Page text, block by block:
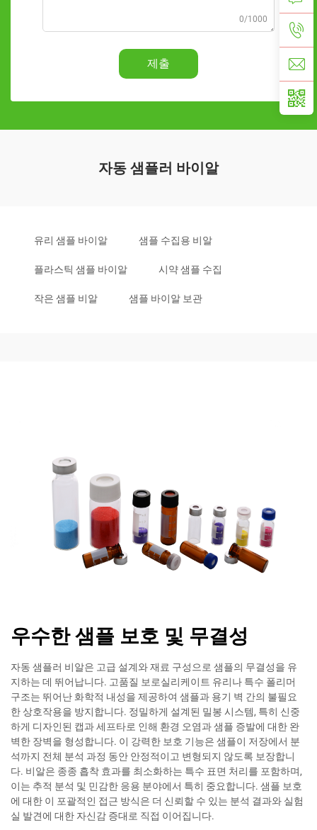
0/1000
제출
자동 샘플러 바이알
유리 샘플 바이알 샘플 수집용 비알
플라스틱 샘플 바이알 시약 샘플 수집
작은 샘플 비알 샘플 바이알 보관
우수한 샘플 보호 및 무결성
자동 샘플러 비알은 고급 설계와 재료 구성으로 샘플의 무결성을 유
지하는 데 뛰어납니다. 고품질 보로실리케이트 유리나 특수 폴리머
구조는 뛰어난 화학적 내성을 제공하여 샘플과 용기 벽 간의 불필요
한 상호작용을 방지합니다. 정밀하게 설계된 밀봉 시스템, 특히 신중
하게 디자인된 캡과 세프타로 인해 환경 오염과 샘플 증발에 대한 완
벽한 장벽을 형성합니다. 이 강력한 보호 기능은 샘플이 저장에서 분
석까지 전체 분석 과정 동안 안정적이고 변형되지 않도록 보장합니
다. 비알은 종종 흡착 효과를 최소화하는 특수 표면 처리를 포함하며,
이는 추적 분석 및 민감한 응용 분야에서 특히 중요합니다. 샘플 보호
에 대한 이 포괄적인 접근 방식은 더 신뢰할 수 있는 분석 결과와 실험
실 발견에 대한 자신감 증대로 직접 이어집니다.